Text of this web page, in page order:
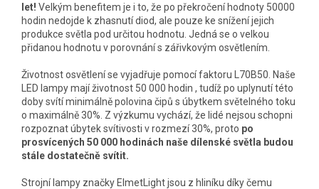
let! Velkým benefitem je i to, že po překročení hodnoty 50000
hodin nedojde k zhasnutí diod, ale pouze ke snížení jejich
produkce světla pod určitou hodnotu. Jedná se o velkou
přidanou hodnotu v porovnání s zářivkovým osvětlením.
Životnost osvětlení se vyjadřuje pomocí faktoru L70B50. Naše
LED lampy mají životnost 50 000 hodin , tudíž po uplynutí této
doby svítí minimálně polovina čipů s úbytkem světelného toku
o maximálně 30%. Z výzkumu vychází, že lidé nejsou schopni
rozpoznat úbytek svítivosti v rozmezí 30%, proto po
prosvícených 50 000 hodinách naše dílenské světla budou
stále dostatečně svítit.
Strojní lampy značky ElmetLight jsou z hliníku díky čemu